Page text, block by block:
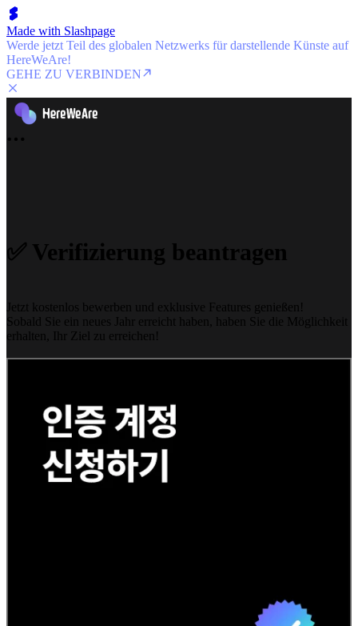
Made with Slashpage
Werde jetzt Teil des globalen Netzwerks für darstellende Künste auf
HereWeAre!
GEHE ZU VERBINDEN
✅ Verifizierung beantragen
Jetzt kostenlos bewerben und exklusive Features genießen!
Sobald Sie ein neues Jahr erreicht haben, haben Sie die Möglichkeit
erhalten, Ihr Ziel zu erreichen!